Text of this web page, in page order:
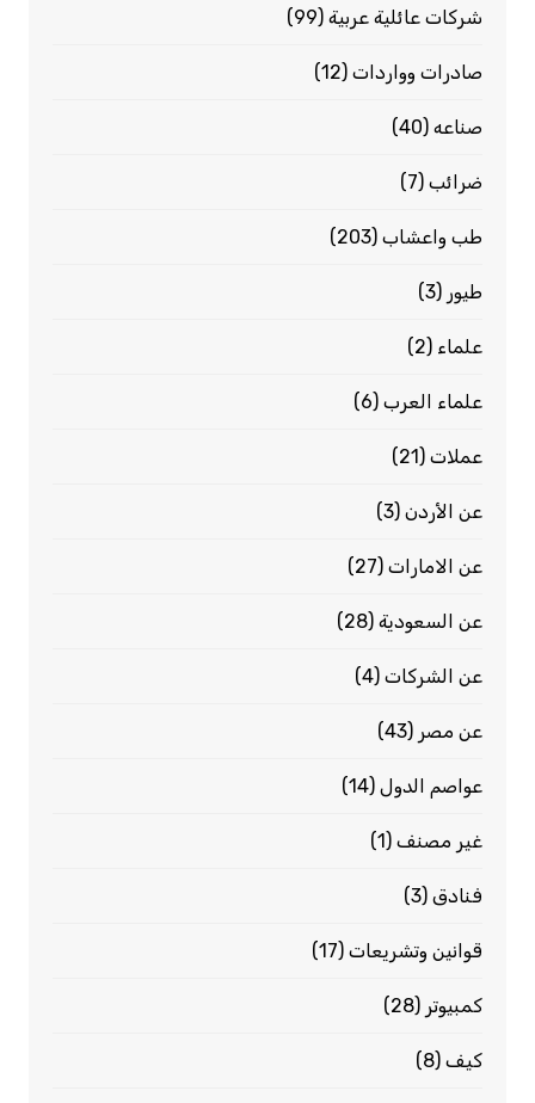
شركات عائلية عربية(99)
صادرات وواردات(12)
صناعه(40)
ضرائب(7)
طب واعشاب(203)
طيور (3)
علماء (2)
علماء العرب(6)
عملات(21)
عن الأردن(3)
عن الامارات(27)
عن السعودية(28)
عن الشركات(4)
عن مصر (43)
عواصم الدول(14)
غير مصنف(1)
فنادق(3)
قوانين وتشريعات(17)
كمبيوتر (28)
كيف(8)